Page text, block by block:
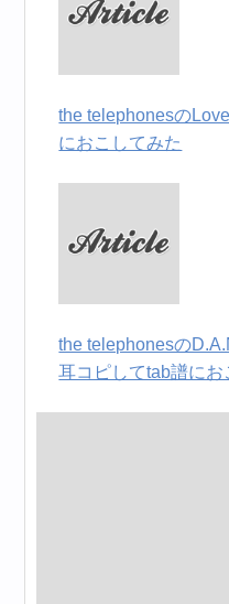
the telephonesの
におこしてみた
the telephonesの
耳コピしてtab譜にお